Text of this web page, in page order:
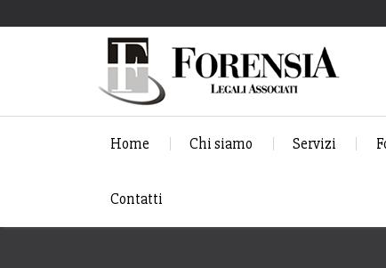
Home Chi siamo Servizi
Contatti